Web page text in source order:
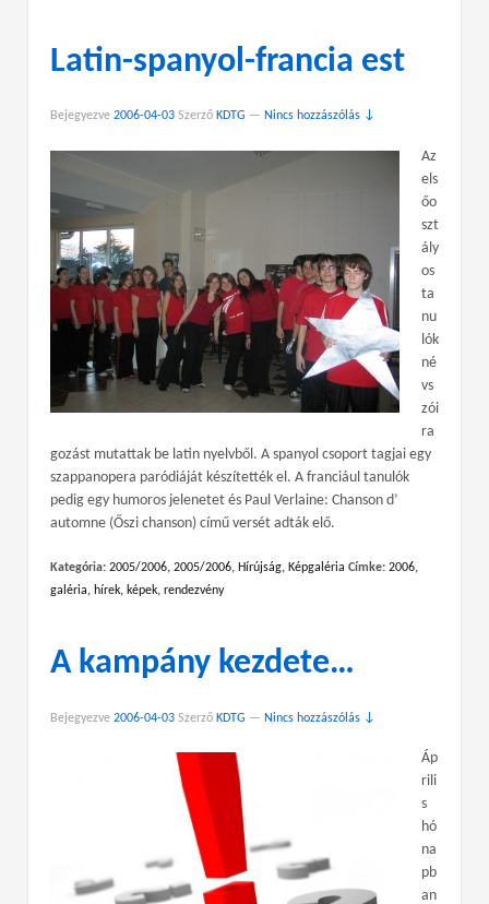
Latin-spanyol-francia est
Bejegyezve 2006-04-03 Szerző KDTG — Nincs hozzászólás ↓
Az
els
őo
szt
ály
os
ta
nu
lók
né
vs
zói
ra
gozást mutattak be latin nyelvből. A spanyol csoport tagjai egy
szappanopera paródiáját készítették el. A franciául tanulók
pedig egy humoros jelenetet és Paul Verlaine: Chanson d’
automne (Őszi chanson) című versét adták elő.
Kategória: 2005/2006, 2005/2006, Hírújság, Képgaléria Címke: 2006,
galéria, hírek, képek, rendezvény
A kampány kezdete…
Bejegyezve 2006-04-03 Szerző KDTG — Nincs hozzászólás ↓
Áp
rili
s
hó
na
pb
an